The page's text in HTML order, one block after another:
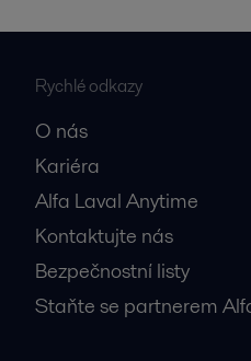
Rychlé odkazy
O nás
Kariéra
Alfa Laval Anytime
Kontaktujte nás
Bezpečnostní listy
Staňte se partnerem